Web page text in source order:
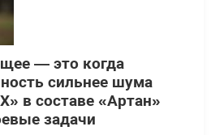
— это когда
сильнее шума
в составе «Артан»
задачи